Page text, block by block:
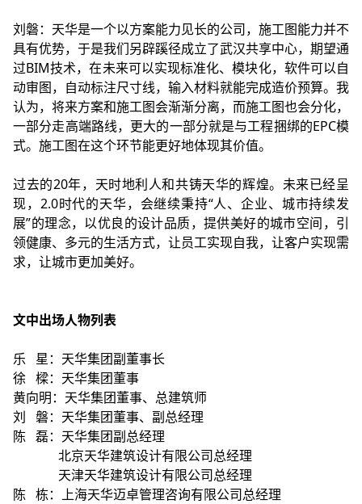
刘磐：天华是一个以方案能力见长的公司，施工图能力并不
具有优势，于是我们另辟蹊径成立了武汉共享中心，期望通
过BIM技术，在未来可以实现标准化、模块化，软件可以自
动审图，自动标注尺寸线，输入材料就能完成造价预算。我
认为，将来方案和施工图会渐渐分离，而施工图也会分化，
一部分走高端路线，更大的一部分就是与工程捆绑的EPC模
式。施工图在这个环节能更好地体现其价值。
过去的20年，天时地利人和共铸天华的辉煌。未来已经呈
现，2.0时代的天华，会继续秉持“人、企业、城市持续发
展”的理念，以优良的设计品质，提供美好的城市空间，引
领健康、多元的生活方式，让员工实现自我，让客户实现需
求，让城市更加美好。
文中出场人物列表
乐 星：天华集团副董事长
徐 樑：天华集团董事
黄向明：天华集团董事、总建筑师
刘 磐：天华集团董事、副总经理
陈 磊：天华集团副总经理
北京天华建筑设计有限公司总经理
天津天华建筑设计有限公司总经理
陈 栋：上海天华迈卓管理咨询有限公司总经理